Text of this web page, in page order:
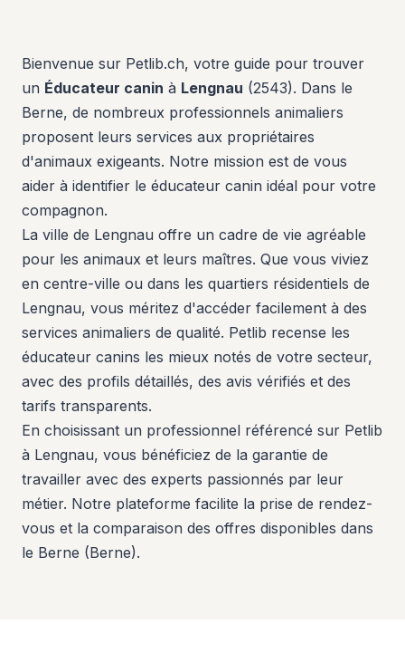
Bienvenue sur Petlib.ch, votre guide pour trouver
un Éducateur canin à Lengnau (2543). Dans le
Berne, de nombreux professionnels animaliers
proposent leurs services aux propriétaires
d'animaux exigeants. Notre mission est de vous
aider à identifier le éducateur canin idéal pour votre
compagnon.
La ville de Lengnau offre un cadre de vie agréable
pour les animaux et leurs maîtres. Que vous viviez
en centre-ville ou dans les quartiers résidentiels de
Lengnau, vous méritez d'accéder facilement à des
services animaliers de qualité. Petlib recense les
éducateur canins les mieux notés de votre secteur,
avec des profils détaillés, des avis vérifiés et des
tarifs transparents.
En choisissant un professionnel référencé sur Petlib
à Lengnau, vous bénéficiez de la garantie de
travailler avec des experts passionnés par leur
métier. Notre plateforme facilite la prise de rendez-
vous et la comparaison des offres disponibles dans
le Berne (Berne).